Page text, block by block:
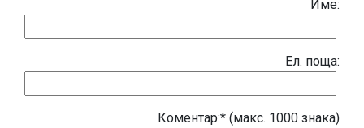
Име:
Eл. поща:
Коментар:* (макс. 1000 знака)